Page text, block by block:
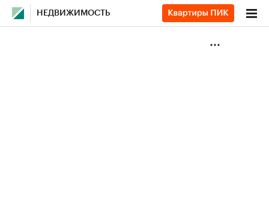
НЕДВИЖИМОСТЬ